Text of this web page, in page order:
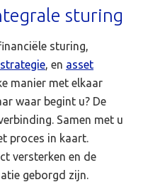
sturing
sturing,
, en asset
manier met elkaar
waar begint u? De
Samen met u
proces in kaart.
versterken en de
geborgd zijn.